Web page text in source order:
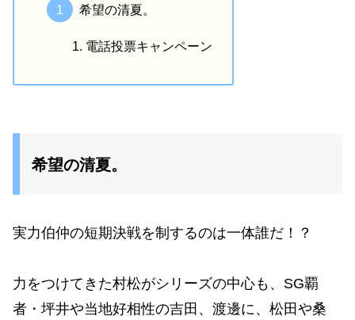
希望の清夏。
電話投票キャンペーン
希望の清夏。
実力伯仲の短期決戦を制するのは一体誰だ！？
力をつけてきた村松がシリーズの中心も、SG覇
者・坪井や当地好相性の吉田、渡邊に、松田や桑